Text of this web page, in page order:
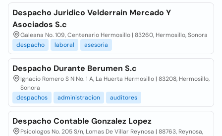
Despacho Juridico Velderrain Mercado Y
Asociados S.c
Galeana No. 109, Centenario Hermosillo | 83260, Hermosillo, Sonora
despacho
laboral asesoria
Despacho Durante Berumen S.c
Ignacio Romero S N No. 1 A, La Huerta Hermosillo | 83208, Hermosillo,
Sonora
despachos
administracion auditores
Despacho Contable Gonzalez Lopez
Psicologos No. 205 S/n, Lomas De Villar Reynosa | 88763, Reynosa,